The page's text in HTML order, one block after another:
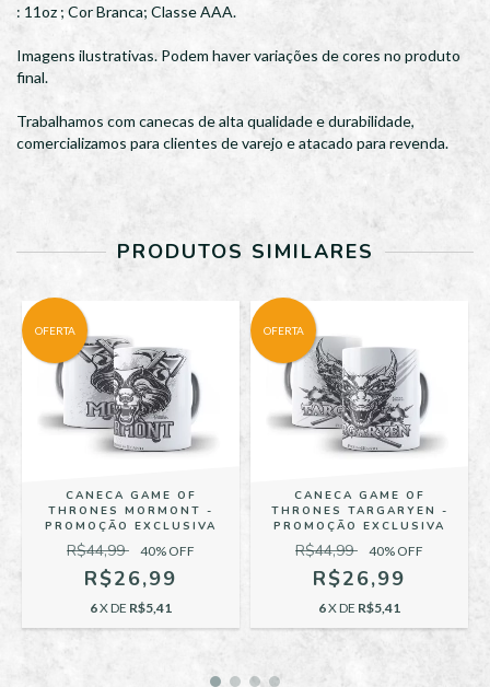
: 11oz ; Cor Branca; Classe AAA.
Imagens ilustrativas. Podem haver variações de cores no produto
final.
Trabalhamos com canecas de alta qualidade e durabilidade,
comercializamos para clientes de varejo e atacado para revenda.
PRODUTOS SIMILARES
OFERTA
CANECA GAME OF
THRONES MORMONT -
PROMOÇÃO EXCLUSIVA
R$44,99 40% OFF
R$26,99
6X DE R$5,41
OFERTA
CANECA GAME OF
THRONES TARGARYEN -
PROMOÇÃO EXCLUSIVA
R$44,99 40% OFF
R$26,99
6X DE R$5,41